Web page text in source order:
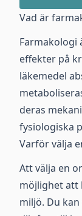
Vad är
Farmakologi
effekter på
läkemedel
deras
fysiologiska
Varför välja
Att välja en
möjlighet att
miljö. Du